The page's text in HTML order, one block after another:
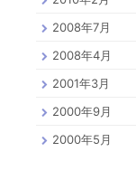
2008年7月
2008年4月
2001年3月
2000年9月
2000年5月